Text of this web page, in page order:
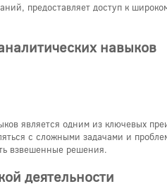
предоставляет доступ к
навыков
является одним из ключевых
с сложными задачами и
взвешенные решения.
деятельности